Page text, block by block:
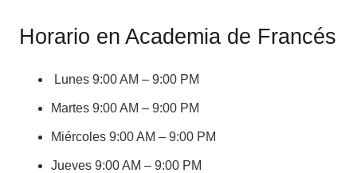
Horario en Academia de Francés
Lunes 9:00 AM – 9:00 PM
Martes 9:00 AM – 9:00 PM
Miércoles 9:00 AM – 9:00 PM
Jueves 9:00 AM – 9:00 PM